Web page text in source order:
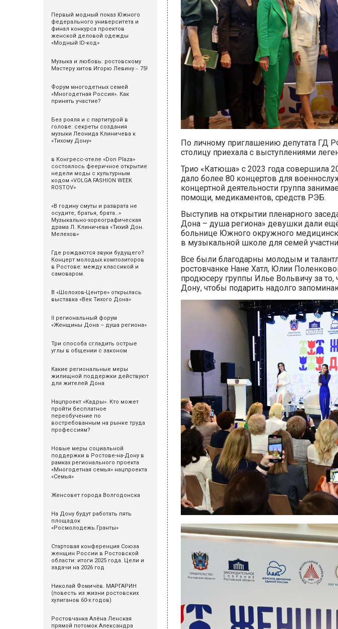
Первый модный показ Южного
федерального университета и
финал конкурса проектов
женской деловой одежды
«Модный ID-код»
Музыка и любовь: ростовскому
Мастеру хитов Игорю Левину ‒ 75!
Форум многодетных семей
«Многодетная Россия». Как
принять участие?
Без рояля и с партитурой в
голове: секреты создания
музыки Леонида Клиничева к
«Тихому Дону»
в Конгресс-отеле «Don Plaza»
состоялось фееричное открытие
недели моды с культурным
кодом «VOLGA FASHION WEEK
ROSTOV»
«В годину смуты и разврата не
осудите, братья, брата…»
Музыкально-хореографическая
драма Л. Клиничева «Тихий Дон.
Мелехов»
Где рождаются звуки будущего?
Концерт молодых композиторов
в Ростове: между классикой и
самоваром.
В «Шолохов-Центре» открылась
выставка «Век Тихого Дона»
II региональный форум
«Женщины Дона – душа региона»
Три способа сгладить острые
углы в общении с законом
Какие региональные меры
жилищной поддержки действуют
для жителей Дона
Нацпроект «Кадры». Кто может
пройти бесплатное
переобучение по
востребованным на рынке труда
профессиям?
Новые меры социальной
поддержки в Ростове-на-Дону в
рамках регионального проекта
«Многодетная семья» нацпроекта
«Семья»
Женсовет города Волгодонска
На Дону будут работать пять
площадок
«Росмолодежь.Гранты»
Стартовая конференция Союза
женщин России в Ростовской
области: итоги 2025 года. Цели и
задачи на 2026 год
Николай Фомичёв. МАРГАРИН
(повесть из жизни ростовских
хулиганов 60-х годов)
Ростовчанка Алёна Ленская
прямой потомок Александра
По личному приглашению депутата ГД
столицу приехала с выступлениями
Трио «Катюша» с 2023 года совершила
дало более 80 концертов для
концертной деятельности группа
помощи, медикаментов, средств РЭБ.
Выступив на открытии пленарного
Дона – душа региона» девушки дали
больнице Южного окружного
в музыкальной школе для семей
Все были благодарны молодым и
ростовчанке Нане Хатл, Юлии
продюсеру группы Илье Вольвичу за то,
Дону, чтобы подарить надолго